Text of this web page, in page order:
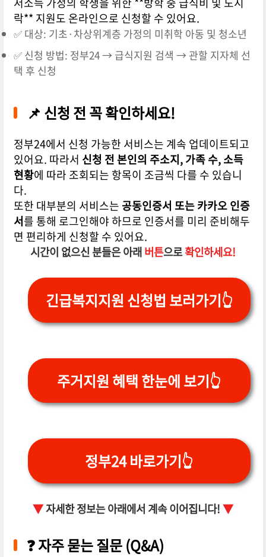
락** 지원도 온라인으로 신청할 수 있어요.
✅ 대상: 기초·차상위계층 가정의 미취학 아동 및 청소년
✅ 신청 방법: 정부24 → 급식지원 검색 → 관할 지자체 선
택 후 신청
📌 신청 전 꼭 확인하세요!
정부24에서 신청 가능한 서비스는 계속 업데이트되고
있어요. 따라서 신청 전 본인의 주소지, 가족 수, 소득
현황에 따라 조회되는 항목이 조금씩 다를 수 있습니
다.
또한 대부분의 서비스는 공동인증서 또는 카카오 인증
서를 통해 로그인해야 하므로 인증서를 미리 준비해두
면 편리하게 신청할 수 있어요.
시간이 없으신 분들은 아래버튼으로확인하세요!
긴급복지지원 신청법 보러가기👆
주거지원 혜택 한눈에 보기👆
정부24 바로가기👆
▼자세한 정보는 아래에서 계속 이어집니다! ▼
❓ 자주 묻는 질문 (Q&A)